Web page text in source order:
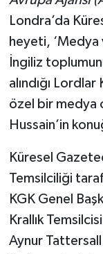
Londra’da
heyeti, ‘Medya
İngiliz
alındığı
özel bir medya
Hussain’in
Küresel
Temsilciliği
KGK Genel
Krallık
Aynur Tattersall